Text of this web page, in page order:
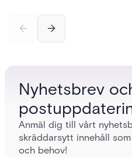
Nyhetsbrev
Anmäl dig till vårt
skräddarsytt innehåll
och behov!